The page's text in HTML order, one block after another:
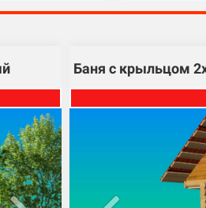
Баня с крыльцом